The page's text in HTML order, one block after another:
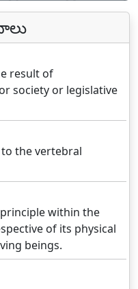
result of
society or legislative
the vertebral
within the
of its physical
beings.